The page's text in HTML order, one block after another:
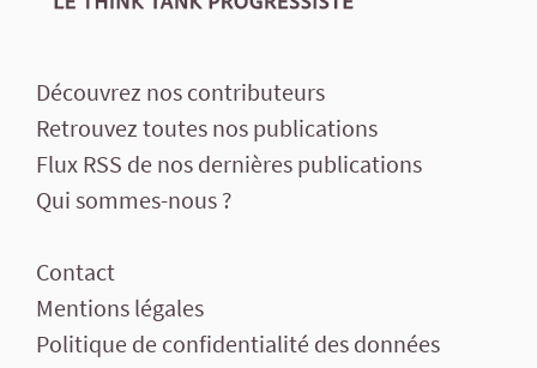
Découvrez nos contributeurs
Retrouvez toutes nos publications
Flux RSS de nos dernières publications
Qui sommes-nous ?
Contact
Mentions légales
Politique de confidentialité des données